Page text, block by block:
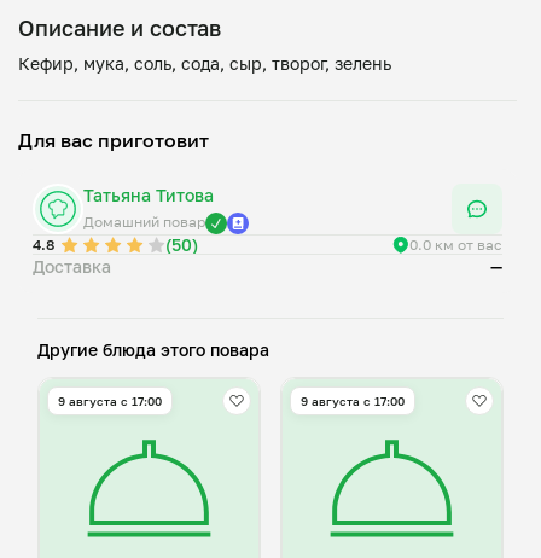
Описание и состав
Для вас приготовит
Татьяна Титова
Домашний повар
4.8
(50) 0.0 км от вас
Доставка —
Другие блюда этого повара
9 августа с 17:00 9 августа с 17:00